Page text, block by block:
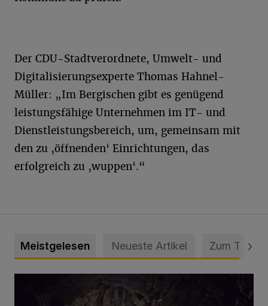
Der CDU-Stadtverordnete, Umwelt- und
Digitalisierungsexperte Thomas Hahnel-
Müller: „Im Bergischen gibt es genügend
leistungsfähige Unternehmen im IT- und
Dienstleistungsbereich, um, gemeinsam mit
den zu ‚öffnenden‘ Einrichtungen, das
erfolgreich zu ‚wuppen‘.“
Meistgelesen Neueste Artikel Zum Thema